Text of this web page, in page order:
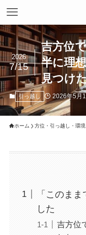
吉方位
半に理
見つけ
2026
7/15
引っ越し 2026年5月
ホーム 方位・引っ越し・環境
「このま
した
吉方位